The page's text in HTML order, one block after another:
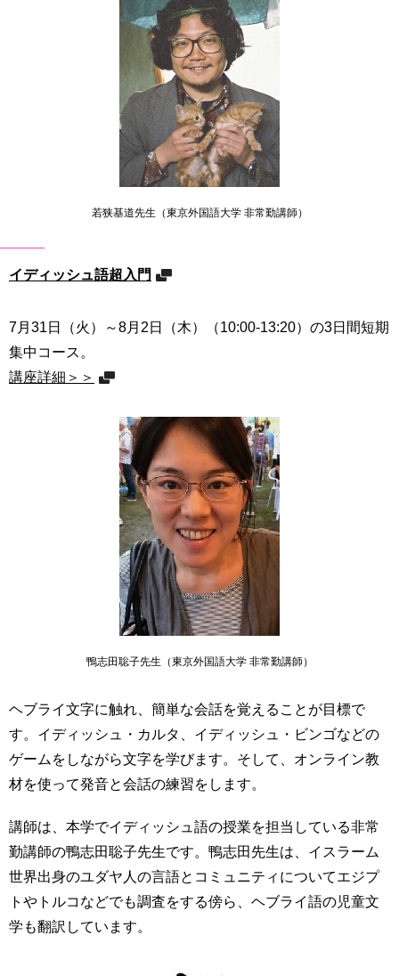
若狭基道先生（東京外国語大学 非常勤講師）
イディッシュ語超入門
7月31日（火）～8月2日（木）（10:00-13:20）の3日間短期
集中コース。
講座詳細＞＞
鴨志田聡子先生（東京外国語大学 非常勤講師）
ヘブライ文字に触れ、簡単な会話を覚えることが目標で
す。イディッシュ・カルタ、イディッシュ・ビンゴなどの
ゲームをしながら文字を学びます。そして、オンライン教
材を使って発音と会話の練習をします。
講師は、本学でイディッシュ語の授業を担当している非常
勤講師の鴨志田聡子先生です。鴨志田先生は、イスラーム
世界出身のユダヤ人の言語とコミュニティについてエジプ
トやトルコなどでも調査をする傍ら、ヘブライ語の児童文
学も翻訳しています。